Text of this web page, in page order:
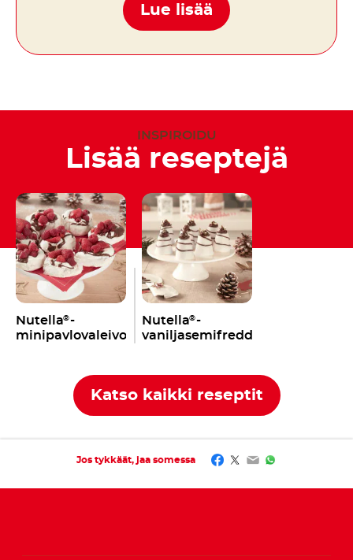
Lue lisää
INSPIROIDU
Lisää reseptejä
Nutella®-
minipavlovaleivokset
Nutella®-
vaniljasemifreddo
Katso kaikki reseptit
Jos tykkäät, jaa somessa Facebook
Twitter
EmailWhatsApp